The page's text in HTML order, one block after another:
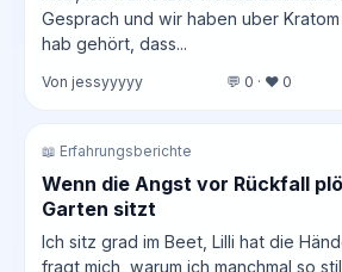
Gesprach und wir haben uber
hab gehört, dass...
Von jessyyyyy 💬 0 · ❤️ 0
📖 Erfahrungsberichte
Wenn die Angst vor Rückfall
Garten sitzt
Ich sitz grad im Beet, Lilli hat die
fragt mich, warum ich manchmal so